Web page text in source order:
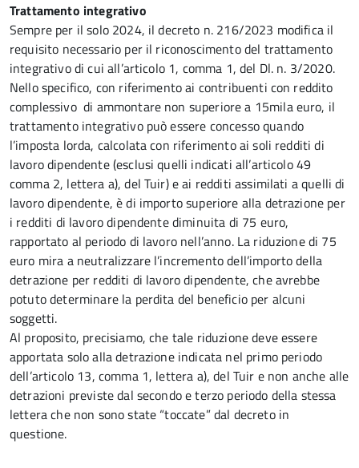
Trattamento integrativo
Sempre per il solo 2024, il decreto n. 216/2023 modifica il
requisito necessario per il riconoscimento del trattamento
integrativo di cui all’articolo 1, comma 1, del Dl. n. 3/2020.
Nello specifico, con riferimento ai contribuenti con reddito
complessivo di ammontare non superiore a 15mila euro, il
trattamento integrativo può essere concesso quando
l’imposta lorda, calcolata con riferimento ai soli redditi di
lavoro dipendente (esclusi quelli indicati all’articolo 49
comma 2, lettera a), del Tuir) e ai redditi assimilati a quelli di
lavoro dipendente, è di importo superiore alla detrazione per
i redditi di lavoro dipendente diminuita di 75 euro,
rapportato al periodo di lavoro nell’anno. La riduzione di 75
euro mira a neutralizzare l’incremento dell’importo della
detrazione per redditi di lavoro dipendente, che avrebbe
potuto determinare la perdita del beneficio per alcuni
soggetti.
Al proposito, precisiamo, che tale riduzione deve essere
apportata solo alla detrazione indicata nel primo periodo
dell’articolo 13, comma 1, lettera a), del Tuir e non anche alle
detrazioni previste dal secondo e terzo periodo della stessa
lettera che non sono state “toccate” dal decreto in
questione.